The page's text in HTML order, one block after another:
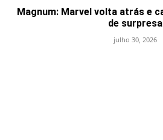
Magnum: Marvel volta atrás e
de surpresa
julho 30, 2026